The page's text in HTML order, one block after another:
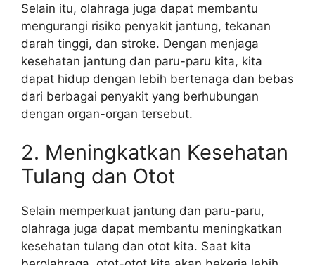
Selain itu, olahraga juga dapat membantu
mengurangi risiko penyakit jantung, tekanan
darah tinggi, dan stroke. Dengan menjaga
kesehatan jantung dan paru-paru kita, kita
dapat hidup dengan lebih bertenaga dan bebas
dari berbagai penyakit yang berhubungan
dengan organ-organ tersebut.
2. Meningkatkan Kesehatan
Tulang dan Otot
Selain memperkuat jantung dan paru-paru,
olahraga juga dapat membantu meningkatkan
kesehatan tulang dan otot kita. Saat kita